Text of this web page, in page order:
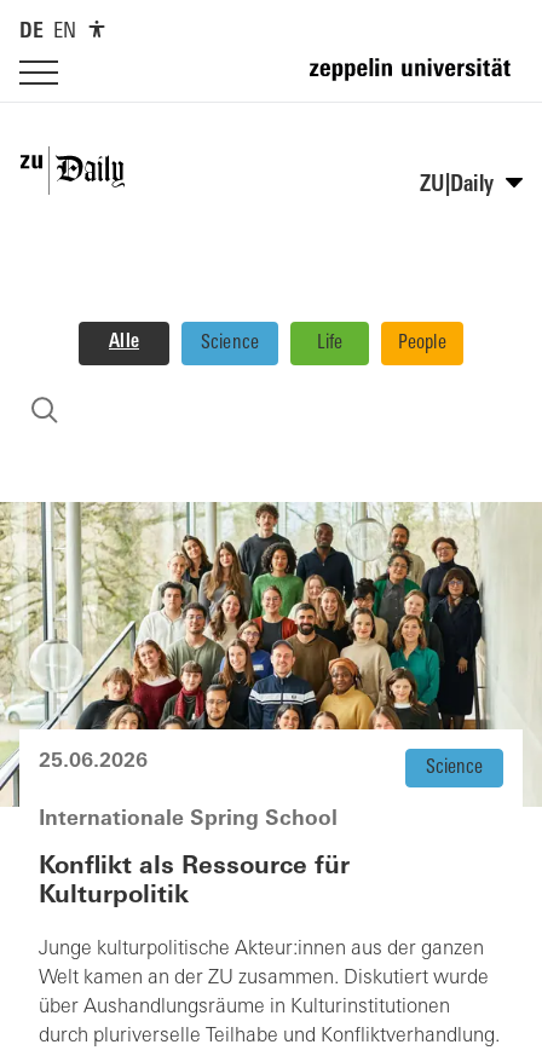
DE EN
ZU|Daily
Alle Science Life People
25.06.2026 Science
Internationale Spring School
Konflikt als Ressource für
Kulturpolitik
Junge kulturpolitische Akteur:innen aus der ganzen
Welt kamen an der ZU zusammen. Diskutiert wurde
über Aushandlungsräume in Kulturinstitutionen
durch pluriverselle Teilhabe und Konfliktverhandlung.